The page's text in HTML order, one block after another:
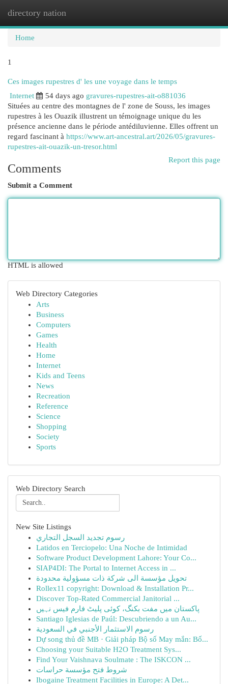
directory nation
Home
1
Ces images rupestres d' les une voyage dans le temps
Internet
54 days ago gravures-rupestres-ait-o881036
Situées au centre des montagnes de l' zone de Souss, les images
rupestres à les Ouazik illustrent un témoignage unique du les
présence ancienne dans le période antédiluvienne. Elles offrent un
regard fascinant à https://www.art-ancestral.art/2026/05/gravures-
rupestres-ait-ouazik-un-tresor.html
Report this page
Comments
Submit a Comment
HTML is allowed
Web Directory Categories
Arts
Business
Computers
Games
Health
Home
Internet
Kids and Teens
News
Recreation
Reference
Science
Shopping
Society
Sports
Web Directory Search
New Site Listings
رسوم تجديد السجل التجاري
Latidos en Terciopelo: Una Noche de Intimidad
Software Product Development Lahore: Your Co...
SIAP4DI: The Portal to Internet Access in ...
تحويل مؤسسة الى شركة ذات مسؤولية محدودة
Rollex11 copyright: Download & Installation Pr...
Discover Top-Rated Commercial Janitorial ...
پاکستان میں مفت بکنگ، کوئی پلیٹ فارم فیس نہیں
Santiago Iglesias de Paúl: Descubriendo a un Au...
رسوم الاستثمار الأجنبي في السعودية
Dự song thủ đề MB · Giải pháp Bộ số May mắn: Bố...
Choosing your Suitable H2O Treatment Sys...
Find Your Vaishnava Soulmate : The ISKCON ...
شروط فتح مؤسسة حراسات
Ibogaine Treatment Facilities in Europe: A Det...